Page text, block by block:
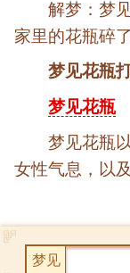
解梦：梦
家里的花瓶碎
梦见花瓶
梦见花瓶
梦见花瓶
女性气息，以
梦见